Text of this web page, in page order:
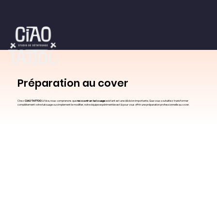
Chez CIAO TATTOOà Nice, nous comprenons querecouvrir un tatouageexistant est une décision importante. Que vous souhaitiez transformer
complètement votre tatouage ou simplement le modifier, notre équipe expérimentée est là pour vous offrir une préparation professionnelle au cover.
Préparation au cover